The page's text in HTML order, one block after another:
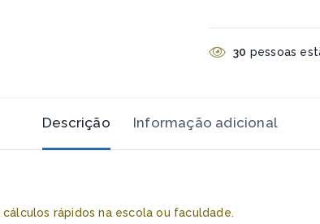
30 pessoas
Descrição Informação adicional
rápidos na escola ou faculdade.